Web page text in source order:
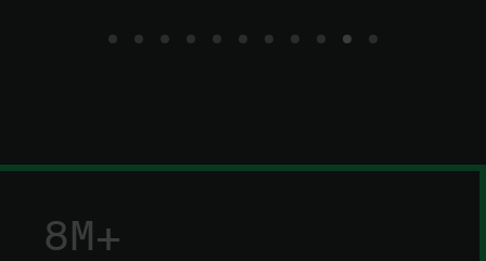
Go to slide 1
Go to slide 2
Go to slide 3
Go to slide 4
Go to slide 5
Go to slide 6
Go to slide 7
Go to slide 8
Go to slide 9
Go to slide 10
Go to slide 11
8M+